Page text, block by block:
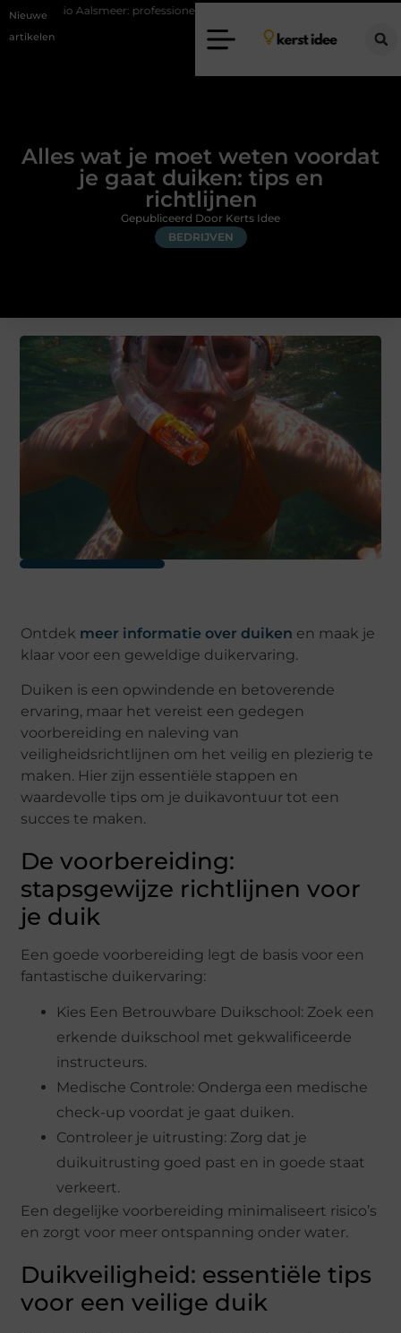
Nieuwe
artikelen
professionele hulp bij pijn en bewegingsklachten
Alles wat je moet weten voordat
je gaat duiken: tips en
richtlijnen
BEDRIJVEN
Gepubliceerd Door Kerts Idee
Ontdek meer informatie over duiken en maak je
klaar voor een geweldige duikervaring.
Duiken is een opwindende en betoverende
ervaring, maar het vereist een gedegen
voorbereiding en naleving van
veiligheidsrichtlijnen om het veilig en plezierig te
maken. Hier zijn essentiële stappen en
waardevolle tips om je duikavontuur tot een
succes te maken.
De voorbereiding:
stapsgewijze richtlijnen voor
je duik
Een goede voorbereiding legt de basis voor een
fantastische duikervaring:
Kies Een Betrouwbare Duikschool: Zoek een
erkende duikschool met gekwalificeerde
instructeurs.
Medische Controle: Onderga een medische
check-up voordat je gaat duiken.
Controleer je uitrusting: Zorg dat je
duikuitrusting goed past en in goede staat
verkeert.
Een degelijke voorbereiding minimaliseert risico’s
en zorgt voor meer ontspanning onder water.
Duikveiligheid: essentiële tips
voor een veilige duik